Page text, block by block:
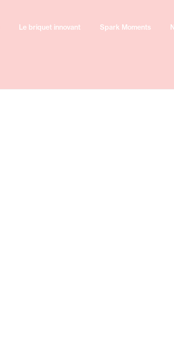
Le briquet innovant Spark Moments
Le briquet innovant Spark Moments